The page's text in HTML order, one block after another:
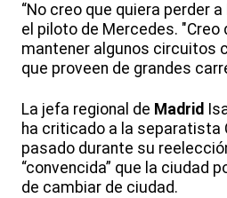
“No creo que quiera perder a
el piloto de Mercedes.
mantener algunos circuitos
que proveen de grandes
La jefa regional de Madrid
ha criticado a la separatista
pasado durante su
“convencida” que la ciudad
de cambiar de ciudad.